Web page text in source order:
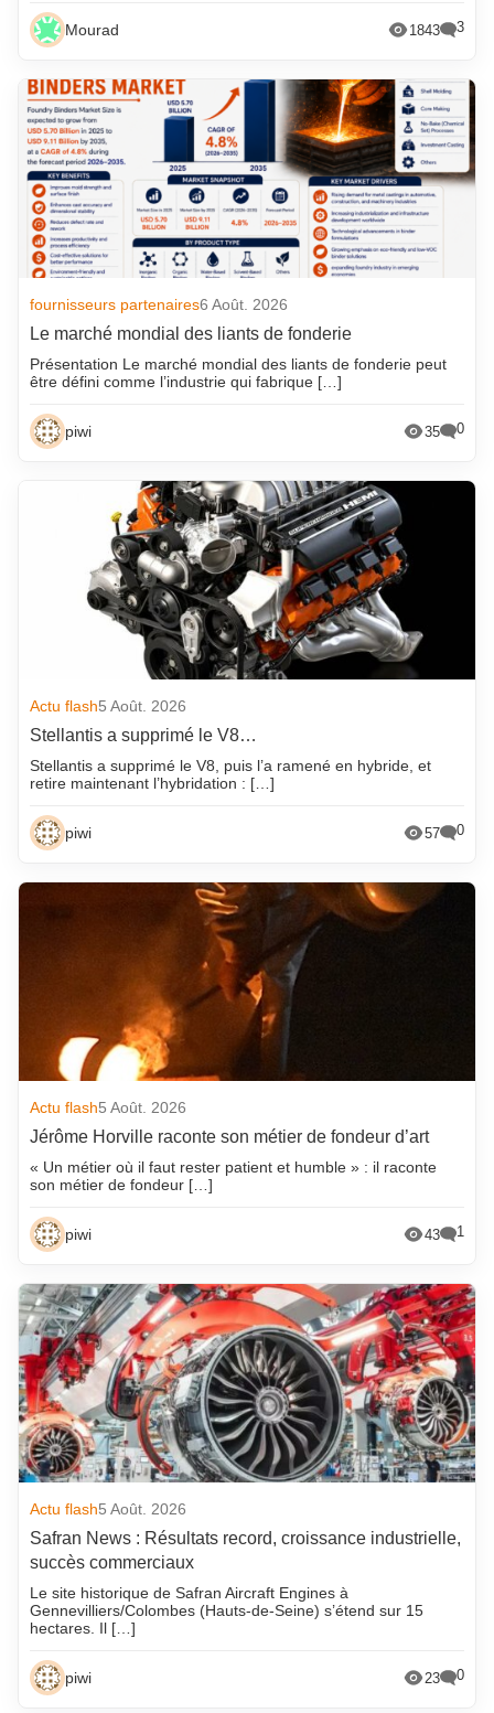
Mourad 1843 3
fournisseurs partenaires6 Août. 2026
Le marché mondial des liants de fonderie
Présentation Le marché mondial des liants de fonderie peut
être défini comme l’industrie qui fabrique […]
piwi 35 0
Actu flash5 Août. 2026
Stellantis a supprimé le V8…
Stellantis a supprimé le V8, puis l’a ramené en hybride, et
retire maintenant l’hybridation : […]
piwi 57 0
Actu flash5 Août. 2026
Jérôme Horville raconte son métier de fondeur d’art
« Un métier où il faut rester patient et humble » : il raconte
son métier de fondeur […]
piwi 43 1
Actu flash5 Août. 2026
Safran News : Résultats record, croissance industrielle,
succès commerciaux
Le site historique de Safran Aircraft Engines à
Gennevilliers/Colombes (Hauts-de-Seine) s’étend sur 15
hectares. Il […]
piwi 23 0